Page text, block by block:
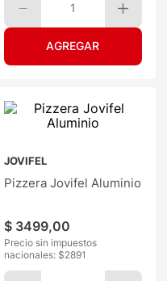
1
JOVIFEL
Pizzera Jovifel Aluminio
$ 3499,00
Precio sin impuestos
nacionales: $2891